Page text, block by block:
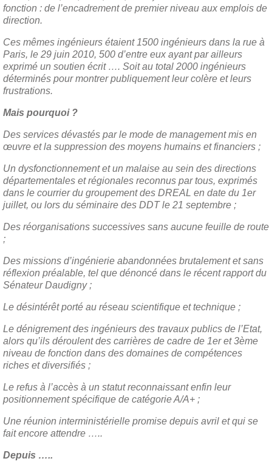
fonction : de l’encadrement de premier niveau aux emplois de
direction.
Ces mêmes ingénieurs étaient 1500 ingénieurs dans la rue à
Paris, le 29 juin 2010, 500 d’entre eux ayant par ailleurs
exprimé un soutien écrit …. Soit au total 2000 ingénieurs
déterminés pour montrer publiquement leur colère et leurs
frustrations.
Mais pourquoi ?
Des services dévastés par le mode de management mis en
œuvre et la suppression des moyens humains et financiers ;
Un dysfonctionnement et un malaise au sein des directions
départementales et régionales reconnus par tous, exprimés
dans le courrier du groupement des DREAL en date du 1er
juillet, ou lors du séminaire des DDT le 21 septembre ;
Des réorganisations successives sans aucune feuille de route
;
Des missions d’ingénierie abandonnées brutalement et sans
réflexion préalable, tel que dénoncé dans le récent rapport du
Sénateur Daudigny ;
Le désintérêt porté au réseau scientifique et technique ;
Le dénigrement des ingénieurs des travaux publics de l’Etat,
alors qu’ils déroulent des carrières de cadre de 1er et 3ème
niveau de fonction dans des domaines de compétences
riches et diversifiés ;
Le refus à l’accès à un statut reconnaissant enfin leur
positionnement spécifique de catégorie A/A+ ;
Une réunion interministérielle promise depuis avril et qui se
fait encore attendre …..
Depuis …..